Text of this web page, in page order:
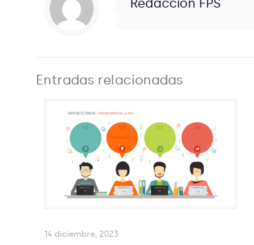
Redacción FPS
Entradas relacionadas
14 diciembre, 2023